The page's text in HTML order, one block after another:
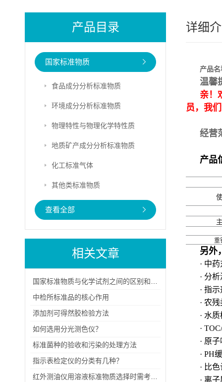
产品目录
国家标准物质
食品成分分析标准物质
环境成分分析标准物质
物理特性与物理化学特性质
地质矿产成分分析标准物质
化工标准气体
其他类标准物质
查看全部
相关文章
中检所标准品的核心作用
添加剂可得然胶检验方法
如何选用分光测色仪？
标准菌种的验收和污染的处理方法
指示表检定仪的分类有几种？
详细
产品
温馨
亲！
员，我
经营
产品
重
另外
· 中
· 分
· 指
· 农
· 水
·
· 原
· PH
· 比
· 离